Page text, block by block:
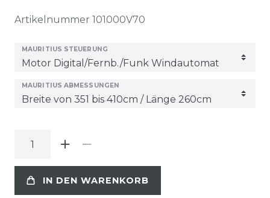
Artikelnummer 101000V70
MAURITIUS STEUERUNG
MAURITIUS ABMESSUNGEN
IN DEN WARENKORB